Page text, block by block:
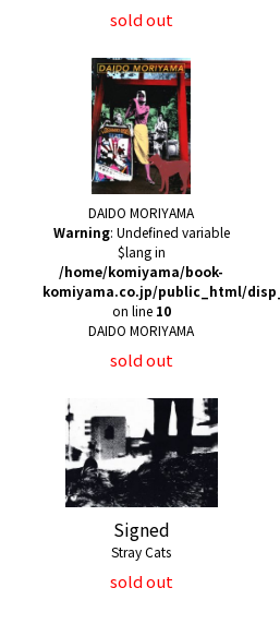
sold out
DAIDO MORIYAMA
Warning: Undefined variable
$lang in
/home/komiyama/book-
komiyama.co.jp/public_html/
on line 10
DAIDO MORIYAMA
sold out
Signed
Stray Cats
sold out